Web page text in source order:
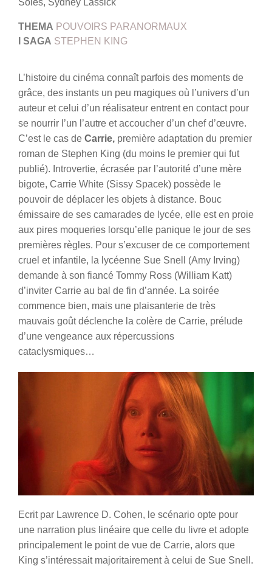
Soles, Sydney Lassick
THEMA POUVOIRS PARANORMAUX
SAGA STEPHEN KING
L’histoire du cinéma connaît parfois des moments de
grâce, des instants un peu magiques où l’univers d’un
auteur et celui d’un réalisateur entrent en contact pour
se nourrir l’un l’autre et accoucher d’un chef d’œuvre.
C’est le cas de Carrie, première adaptation du premier
roman de Stephen King (du moins le premier qui fut
publié). Introvertie, écrasée par l’autorité d’une mère
bigote, Carrie White (Sissy Spacek) possède le
pouvoir de déplacer les objets à distance. Bouc
émissaire de ses camarades de lycée, elle est en proie
aux pires moqueries lorsqu’elle panique le jour de ses
premières règles. Pour s’excuser de ce comportement
cruel et infantile, la lycéenne Sue Snell (Amy Irving)
demande à son fiancé Tommy Ross (William Katt)
d’inviter Carrie au bal de fin d’année. La soirée
commence bien, mais une plaisanterie de très
mauvais goût déclenche la colère de Carrie, prélude
d’une vengeance aux répercussions
cataclysmiques…
Ecrit par Lawrence D. Cohen, le scénario opte pour
une narration plus linéaire que celle du livre et adopte
principalement le point de vue de Carrie, alors que
King s’intéressait majoritairement à celui de Sue Snell.